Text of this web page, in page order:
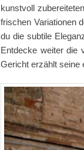
kunstvoll
frischen Variationen
du die subtile
Entdecke weiter die
Gericht erzählt seine